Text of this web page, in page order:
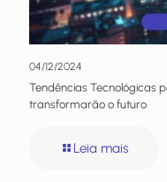
04/12/2024
Tendências Tecnológicas
transformarão o futuro
Leia mais